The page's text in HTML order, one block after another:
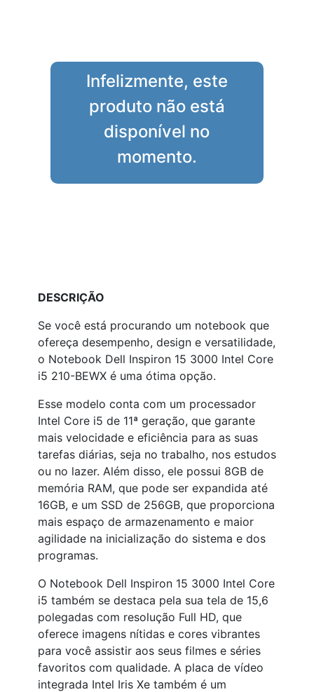
Infelizmente, este
produto não está
disponível no
momento.
DESCRIÇÃO
Se você está procurando um notebook que
ofereça desempenho, design e versatilidade,
o Notebook Dell Inspiron 15 3000 Intel Core
i5 210-BEWX é uma ótima opção.
Esse modelo conta com um processador
Intel Core i5 de 11ª geração, que garante
mais velocidade e eficiência para as suas
tarefas diárias, seja no trabalho, nos estudos
ou no lazer. Além disso, ele possui 8GB de
memória RAM, que pode ser expandida até
16GB, e um SSD de 256GB, que proporciona
mais espaço de armazenamento e maior
agilidade na inicialização do sistema e dos
programas.
O Notebook Dell Inspiron 15 3000 Intel Core
i5 também se destaca pela sua tela de 15,6
polegadas com resolução Full HD, que
oferece imagens nítidas e cores vibrantes
para você assistir aos seus filmes e séries
favoritos com qualidade. A placa de vídeo
integrada Intel Iris Xe também é um